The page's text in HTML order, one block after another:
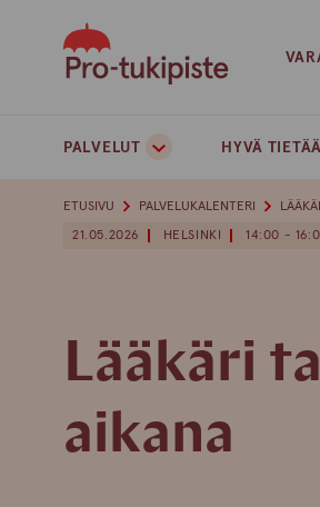
PALVELUT HYVÄ TIETÄÄ
ETUSIVU PALVELUKALENTERI
21.05.2026 HELSINKI 14:00 -
Lääkäri
aikana